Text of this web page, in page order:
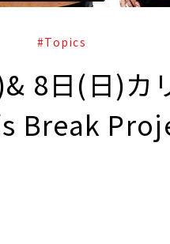
#Topics
8日(日)カ
Break